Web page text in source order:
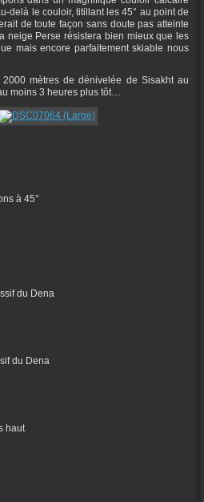
delà le couloir, titillant les 45° au point de
de toute façon sans doute pas atteinte
neige Perse résistera bien mieux que les
mais encore parfaitement skiable nous
mètres de dénivelée de Sisakht au
moins 3 heures plus tôt…
à 45°
du Dena
du Dena
haut